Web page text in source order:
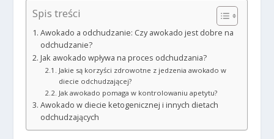
Spis treści
Awokado a odchudzanie: Czy awokado jest dobre na
odchudzanie?
Jak awokado wpływa na proces odchudzania?
Jakie są korzyści zdrowotne z jedzenia awokado w
diecie odchudzającej?
Jak awokado pomaga w kontrolowaniu apetytu?
Awokado w diecie ketogenicznej i innych dietach
odchudzających